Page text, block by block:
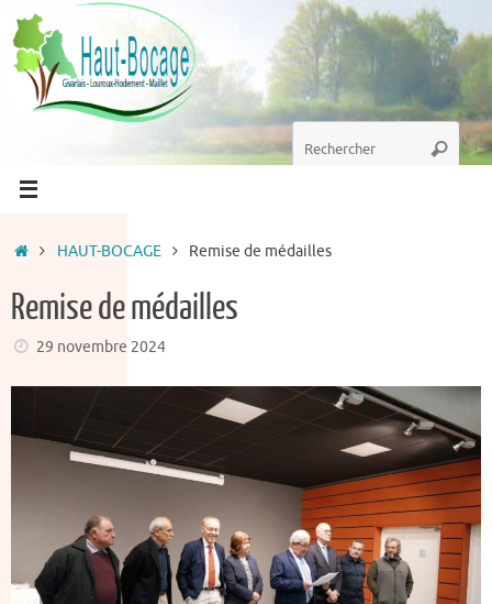
Passer
au
contenu
Recherche
pour
Accueil
HAUT-BOCAGE Remise de médailles
Remise de médailles
29 novembre 2024